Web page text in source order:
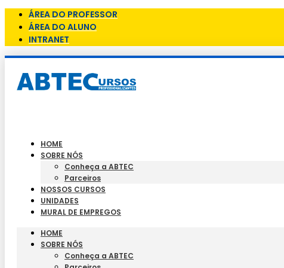
ÁREA DO PROFESSOR
ÁREA DO ALUNO
INTRANET
HOME
SOBRE NÓS
Conheça a ABTEC
Parceiros
NOSSOS CURSOS
UNIDADES
MURAL DE EMPREGOS
HOME
SOBRE NÓS
Conheça a ABTEC